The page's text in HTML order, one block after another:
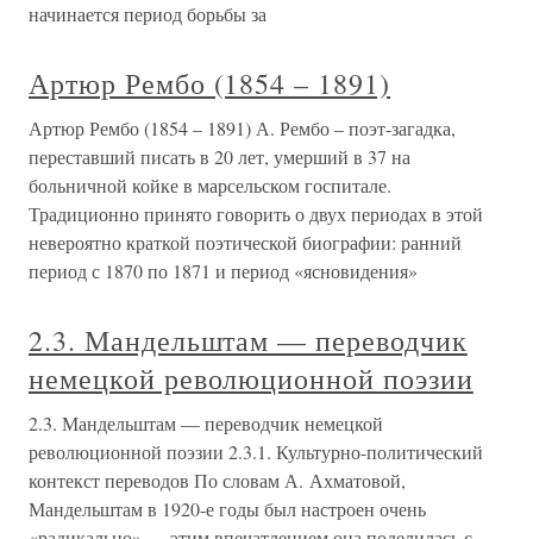
начинается период борьбы за
Артюр Рембо (1854 – 1891)
Артюр Рембо (1854 – 1891) А. Рембо – поэт-загадка,
переставший писать в 20 лет, умерший в 37 на
больничной койке в марсельском госпитале.
Традиционно принято говорить о двух периодах в этой
невероятно краткой поэтической биографии: ранний
период с 1870 по 1871 и период «ясновидения»
2.3. Мандельштам — переводчик
немецкой революционной поэзии
2.3. Мандельштам — переводчик немецкой
революционной поэзии 2.3.1. Культурно-политический
контекст переводов По словам А. Ахматовой,
Мандельштам в 1920-е годы был настроен очень